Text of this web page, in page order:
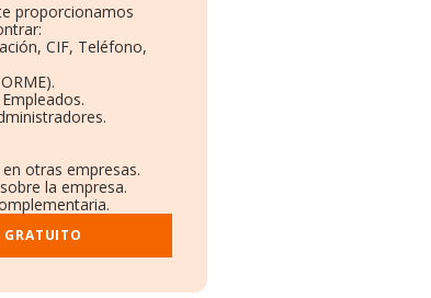
proporcionamos
CIF, Teléfono,
otras empresas.
la empresa.